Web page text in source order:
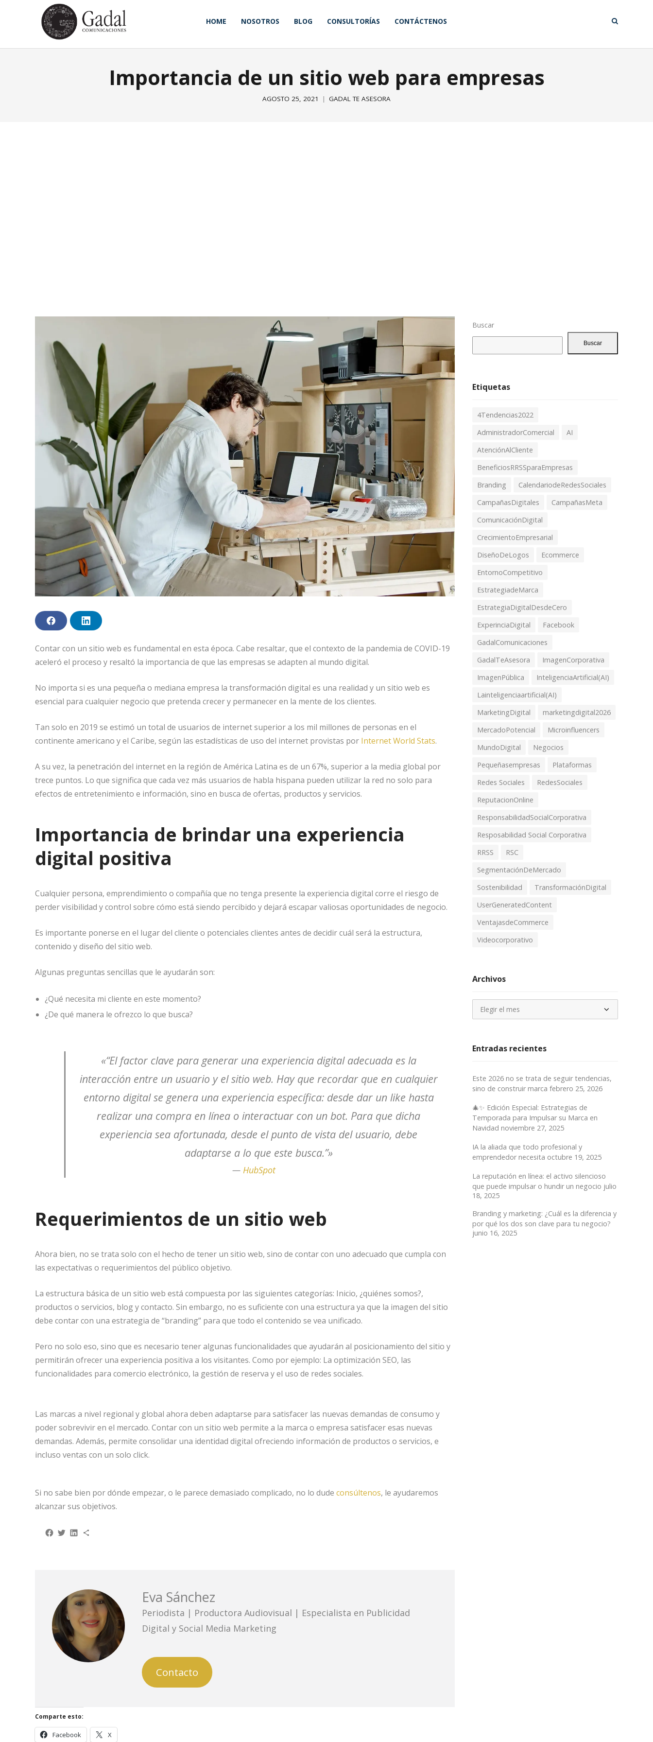
HOME NOSOTROS BLOG CONSULTORÍAS CONTÁCTENOS
Importancia de un sitio web para empresas
AGOSTO 25, 2021 GADAL TE ASESORA
F
a
e
b
o
o
L
i
k
e
d
I
Contar con un sitio web es fundamental en esta época. Cabe resaltar, que el contexto de la pandemia de COVID-19
aceleró el proceso y resaltó la importancia de que las empresas se adapten al mundo digital.
No importa si es una pequeña o mediana empresa la transformación digital es una realidad y un sitio web es
esencial para cualquier negocio que pretenda crecer y permanecer en la mente de los clientes.
Tan solo en 2019 se estimó un total de usuarios de internet superior a los mil millones de personas en el
continente americano y el Caribe, según las estadísticas de uso del internet provistas por Internet World Stats.
A su vez, la penetración del internet en la región de América Latina es de un 67%, superior a la media global por
trece puntos. Lo que significa que cada vez más usuarios de habla hispana pueden utilizar la red no solo para
efectos de entretenimiento e información, sino en busca de ofertas, productos y servicios.
Importancia de brindar una experiencia
digital positiva
Cualquier persona, emprendimiento o compañía que no tenga presente la experiencia digital corre el riesgo de
perder visibilidad y control sobre cómo está siendo percibido y dejará escapar valiosas oportunidades de negocio.
Es importante ponerse en el lugar del cliente o potenciales clientes antes de decidir cuál será la estructura,
contenido y diseño del sitio web.
Algunas preguntas sencillas que le ayudarán son:
¿Qué necesita mi cliente en este momento?
¿De qué manera le ofrezco lo que busca?
«“El factor clave para generar una experiencia digital adecuada es la
interacción entre un usuario y el sitio web. Hay que recordar que en cualquier
entorno digital se genera una experiencia específica: desde dar un like hasta
realizar una compra en línea o interactuar con un bot. Para que dicha
experiencia sea afortunada, desde el punto de vista del usuario, debe
adaptarse a lo que este busca.”»
— HubSpot
Requerimientos de un sitio web
Ahora bien, no se trata solo con el hecho de tener un sitio web, sino de contar con uno adecuado que cumpla con
las expectativas o requerimientos del público objetivo.
La estructura básica de un sitio web está compuesta por las siguientes categorías: Inicio, ¿quiénes somos?,
productos o servicios, blog y contacto. Sin embargo, no es suficiente con una estructura ya que la imagen del sitio
debe contar con una estrategia de “branding” para que todo el contenido se vea unificado.
Pero no solo eso, sino que es necesario tener algunas funcionalidades que ayudarán al posicionamiento del sitio y
permitirán ofrecer una experiencia positiva a los visitantes. Como por ejemplo: La optimización SEO, las
funcionalidades para comercio electrónico, la gestión de reserva y el uso de redes sociales.
Las marcas a nivel regional y global ahora deben adaptarse para satisfacer las nuevas demandas de consumo y
poder sobrevivir en el mercado. Contar con un sitio web permite a la marca o empresa satisfacer esas nuevas
demandas. Además, permite consolidar una identidad digital ofreciendo información de productos o servicios, e
incluso ventas con un solo click.
Si no sabe bien por dónde empezar, o le parece demasiado complicado, no lo dude consúltenos, le ayudaremos
alcanzar sus objetivos.
Share on Facebook
Share on Twitter
Share on LinkedIn
Share via Email
Eva Sánchez
Periodista | Productora Audiovisual | Especialista en Publicidad
Digital y Social Media Marketing
Contacto
Comparte esto:
Facebook X
Buscar
Buscar
Etiquetas
4Tendencias2022
AdministradorComercial
AI
AtenciónAlCliente
BeneficiosRRSSparaEmpresas
Branding
CalendariodeRedesSociales
CampañasDigitales
CampañasMeta
ComunicaciónDigital
CrecimientoEmpresarial
DiseñoDeLogos
Ecommerce
EntornoCompetitivo
EstrategiadeMarca
EstrategiaDigitalDesdeCero
ExperinciaDigital
Facebook
GadalComunicaciones
GadalTeAsesora
ImagenCorporativa
ImagenPública
InteligenciaArtificial(AI)
Lainteligenciaartificial(AI)
MarketingDigital
marketingdigital2026
MercadoPotencial
Microinfluencers
MundoDigital
Negocios
Pequeñasempresas
Plataformas
Redes Sociales
RedesSociales
ReputacionOnline
ResponsabilidadSocialCorporativa
Resposabilidad Social Corporativa
RRSS
RSC
SegmentaciónDeMercado
Sostenibilidad
TransformaciónDigital
UserGeneratedContent
VentajasdeCommerce
Videocorporativo
Archivos
Archivos
Entradas recientes
Este 2026 no se trata de seguir tendencias,
sino de construir marca febrero 25, 2026
🎄✨ Edición Especial: Estrategias de
Temporada para Impulsar su Marca en
Navidad noviembre 27, 2025
IA la aliada que todo profesional y
emprendedor necesita octubre 19, 2025
La reputación en línea: el activo silencioso
que puede impulsar o hundir un negocio julio
18, 2025
Branding y marketing: ¿Cuál es la diferencia y
por qué los dos son clave para tu negocio?
junio 16, 2025